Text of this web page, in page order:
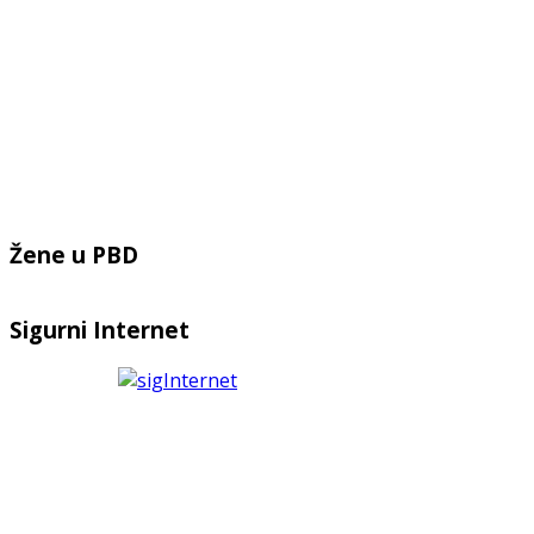
Žene u PBD
Sigurni Internet